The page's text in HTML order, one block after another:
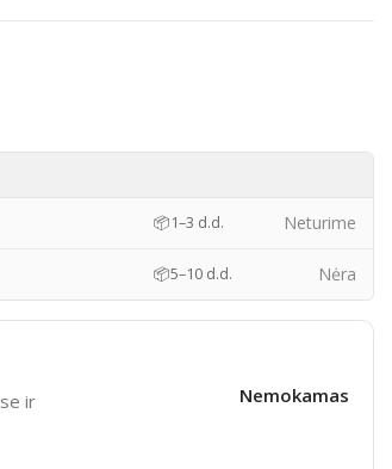
📦1–3 d.d. Neturime
📦5–10 d.d. Nėra
ir
Nemokamas